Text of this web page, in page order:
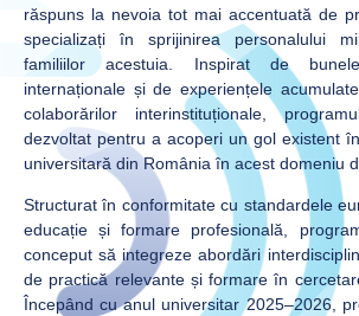
răspuns la nevoia tot mai accentuată de
specializați în sprijinirea personalului
familiilor acestuia. Inspirat de
internaționale și de experiențele
colaborărilor interinstituționale,
dezvoltat pentru a acoperi un gol existent
universitară din România în acest domeniu
Structurat în conformitate cu standardele
educație și formare profesională,
conceput să integreze abordări
de practică relevante și formare în
Începând cu anul universitar 2025–2026,